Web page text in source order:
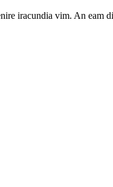
iracundia vim. An eam